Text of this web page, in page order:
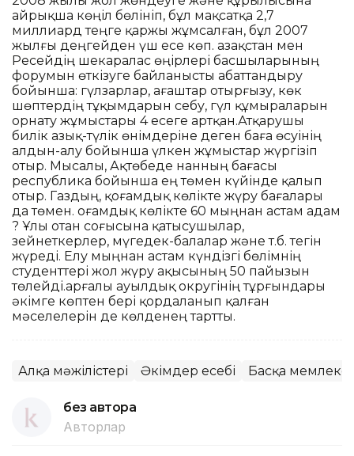
айрықша көңіл бөлініп, бұл мақсатқа 2,7
миллиард теңге қаржы жұмсалған, бұл 2007
жылғы деңгейден үш есе көп. Қазақстан мен
Ресейдің шекаралас өңірлері басшыларының
форумын өткізуге байланысты абаттандыру
бойынша: гүлзарлар, ағаштар отырғызу, көк
шөптердің тұқымдарын себу, гүл құмыраларын
орнату жұмыстары 4 есеге артқан.Атқарушы
билік азық-түлік өнімдеріне деген баға өсуінің
алдын-алу бойынша үлкен жұмыстар жүргізіп
отыр. Мысалы, Ақтөбеде нанның бағасы
республика бойынша ең төмен күйінде қалып
отыр. Газдың, қоғамдық көлікте жүру бағалары
да төмен. Қоғамдық көлікте 60 мыңнан астам адам
? Ұлы отан соғысына қатысушылар,
зейнеткерлер, мүгедек-балалар және т.б. тегін
жүреді. Елу мыңнан астам күндізгі бөлімнің
студенттері жол жүру ақысының 50 пайызын
төлейді.Қарғалы ауылдық округінің тұрғындары
әкімге көптен бері қордаланып қалған
мәселелерін де көлденең тартты.
Алқа мәжілістері Әкімдер есебі Басқа
без автора
Авторлар